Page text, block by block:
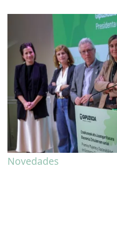
Novedades